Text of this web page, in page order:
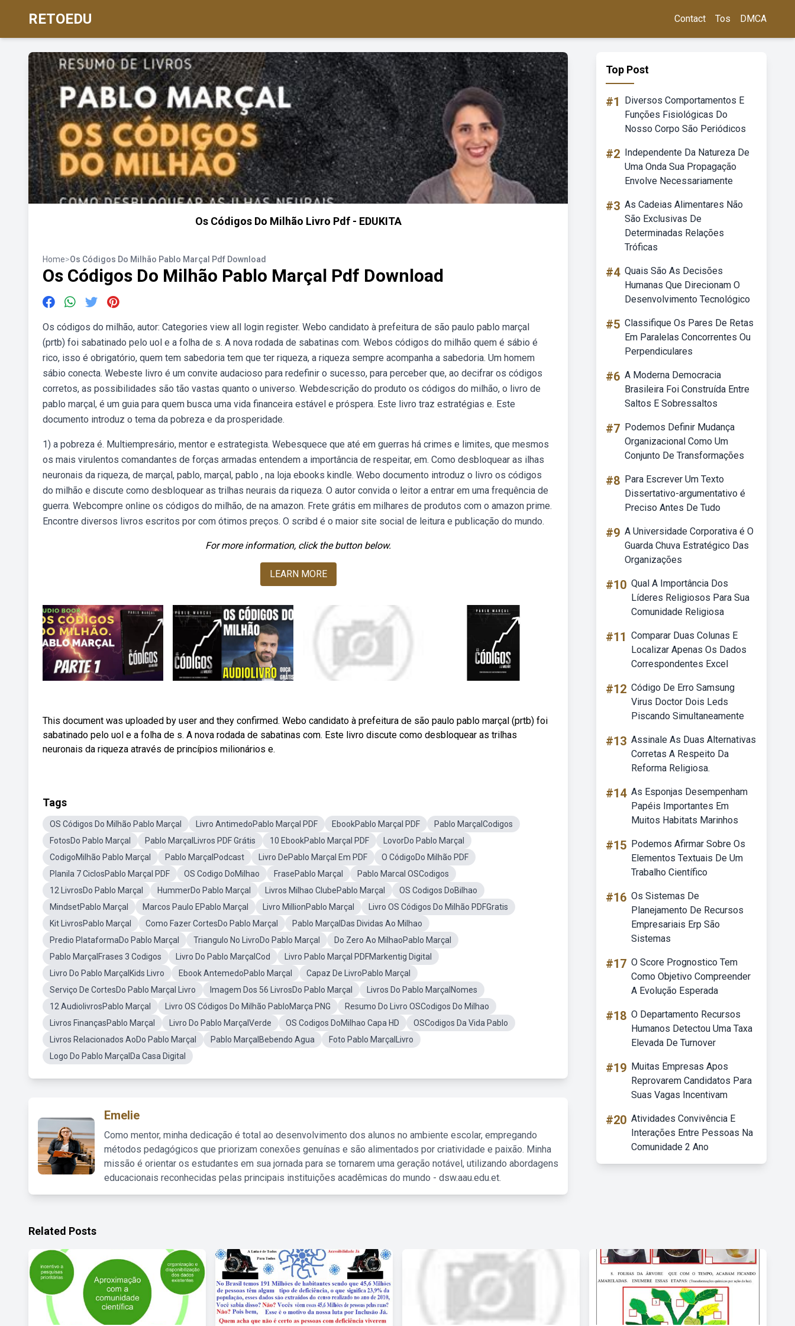
RETOEDU Contact Tos DMCA
Os Códigos Do Milhão Livro Pdf - EDUKITA
Home>Os Códigos Do Milhão Pablo Marçal Pdf Download
Os Códigos Do Milhão Pablo Marçal Pdf Download
Os códigos do milhão, autor: Categories view all login register. Webo candidato à prefeitura de são paulo pablo marçal
(prtb) foi sabatinado pelo uol e a folha de s. A nova rodada de sabatinas com. Webos códigos do milhão quem é sábio é
rico, isso é obrigatório, quem tem sabedoria tem que ter riqueza, a riqueza sempre acompanha a sabedoria. Um homem
sábio conecta. Webeste livro é um convite audacioso para redefinir o sucesso, para perceber que, ao decifrar os códigos
corretos, as possibilidades são tão vastas quanto o universo. Webdescrição do produto os códigos do milhão, o livro de
pablo marçal, é um guia para quem busca uma vida financeira estável e próspera. Este livro traz estratégias e. Este
documento introduz o tema da pobreza e da prosperidade.
1) a pobreza é. Multiempresário, mentor e estrategista. Webesquece que até em guerras há crimes e limites, que mesmos
os mais virulentos comandantes de forças armadas entendem a importância de respeitar, em. Como desbloquear as ilhas
neuronais da riqueza, de marçal, pablo, marçal, pablo , na loja ebooks kindle. Webo documento introduz o livro os códigos
do milhão e discute como desbloquear as trilhas neurais da riqueza. O autor convida o leitor a entrar em uma frequência de
guerra. Webcompre online os códigos do milhão, de na amazon. Frete grátis em milhares de produtos com o amazon prime.
Encontre diversos livros escritos por com ótimos preços. O scribd é o maior site social de leitura e publicação do mundo.
For more information, click the button below.
LEARN MORE
This document was uploaded by user and they confirmed. Webo candidato à prefeitura de são paulo pablo marçal (prtb) foi
sabatinado pelo uol e a folha de s. A nova rodada de sabatinas com. Este livro discute como desbloquear as trilhas
neuronais da riqueza através de princípios milionários e.
Tags
OS Códigos Do Milhão Pablo Marçal Livro AntimedoPablo Marçal PDF EbookPablo Marçal PDF
Pablo MarçalCodigos
FotosDo Pablo Marçal
Pablo MarçalLivros PDF Grátis 10 EbookPablo Marçal PDF
LovorDo Pablo Marçal
CodigoMilhão Pablo Marçal
Pablo MarçalPodcast Livro DePablo Marçal Em PDF
O CódigoDo Milhão PDF
Planila 7 CiclosPablo Marçal PDF
OS Codigo DoMilhao FrasePablo Marçal
Pablo Marcal OSCodigos
12 LivrosDo Pablo Marçal
HummerDo Pablo Marçal Livros Milhao ClubePablo Marçal
OS Codigos DoBilhao
MindsetPablo Marçal
Marcos Paulo EPablo Marçal Livro MillionPablo Marçal
Livro OS Códigos Do Milhão PDFGratis
Kit LivrosPablo Marçal
Como Fazer CortesDo Pablo Marçal
Pablo MarçalDas Dividas Ao Milhao
Predio PlataformaDo Pablo Marçal
Triangulo No LivroDo Pablo Marçal
Do Zero Ao MilhaoPablo Marçal
Pablo MarçalFrases 3 Codigos
Livro Do Pablo MarçalCod
Livro Pablo Marçal PDFMarkentig Digital
Livro Do Pablo MarçalKids Livro
Ebook AntemedoPablo Marçal
Capaz De LivroPablo Marçal
Serviço De CortesDo Pablo Marçal Livro
Imagem Dos 56 LivrosDo Pablo Marçal
Livros Do Pablo MarçalNomes
12 AudiolivrosPablo Marçal
Livro OS Códigos Do Milhão PabloMarça PNG
Resumo Do Livro OSCodigos Do Milhao
Livros FinançasPablo Marçal
Livro Do Pablo MarçalVerde OS Codigos DoMilhao Capa HD
OSCodigos Da Vida Pablo
Livros Relacionados AoDo Pablo Marçal
Pablo MarçalBebendo Agua
Foto Pablo MarçalLivro
Logo Do Pablo MarçalDa Casa Digital
Emelie
Como mentor, minha dedicação é total ao desenvolvimento dos alunos no ambiente escolar, empregando
métodos pedagógicos que priorizam conexões genuínas e são alimentados por criatividade e paixão. Minha
missão é orientar os estudantes em sua jornada para se tornarem uma geração notável, utilizando abordagens
educacionais reconhecidas pelas principais instituições acadêmicas do mundo - dsw.aau.edu.et.
Top Post
#1
Diversos Comportamentos E
Funções Fisiológicas Do
Nosso Corpo São Periódicos
#2 Independente Da Natureza De
Uma Onda Sua Propagação
Envolve Necessariamente
#3 As Cadeias Alimentares Não
São Exclusivas De
Determinadas Relações
Tróficas
#4 Quais São As Decisões
Humanas Que Direcionam O
Desenvolvimento Tecnológico
#5 Classifique Os Pares De Retas
Em Paralelas Concorrentes Ou
Perpendiculares
#6 A Moderna Democracia
Brasileira Foi Construída Entre
Saltos E Sobressaltos
#7 Podemos Definir Mudança
Organizacional Como Um
Conjunto De Transformações
#8 Para Escrever Um Texto
Dissertativo-argumentativo é
Preciso Antes De Tudo
#9 A Universidade Corporativa é O
Guarda Chuva Estratégico Das
Organizações
#10 Qual A Importância Dos
Líderes Religiosos Para Sua
Comunidade Religiosa
#11 Comparar Duas Colunas E
Localizar Apenas Os Dados
Correspondentes Excel
#12 Código De Erro Samsung
Virus Doctor Dois Leds
Piscando Simultaneamente
#13 Assinale As Duas Alternativas
Corretas A Respeito Da
Reforma Religiosa.
#14 As Esponjas Desempenham
Papéis Importantes Em
Muitos Habitats Marinhos
#15 Podemos Afirmar Sobre Os
Elementos Textuais De Um
Trabalho Científico
#16 Os Sistemas De
Planejamento De Recursos
Empresariais Erp São
Sistemas
#17 O Score Prognostico Tem
Como Objetivo Compreender
A Evolução Esperada
#18 O Departamento Recursos
Humanos Detectou Uma Taxa
Elevada De Turnover
#19 Muitas Empresas Apos
Reprovarem Candidatos Para
Suas Vagas Incentivam
#20 Atividades Convivência E
Interações Entre Pessoas Na
Comunidade 2 Ano
Related Posts